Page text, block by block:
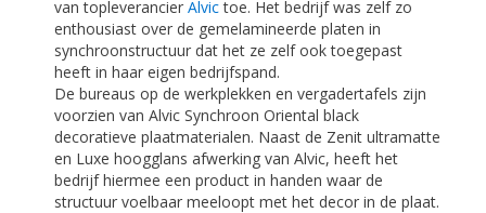
van topleverancier Alvictoe. Het bedrijf was zelf zo
enthousiast over de gemelamineerde platen in
synchroonstructuur dat het ze zelf ook toegepast
heeft in haar eigen bedrijfspand.
De bureaus op de werkplekken en vergadertafels zijn
voorzien van Alvic Synchroon Oriental black
decoratieve plaatmaterialen. Naast de Zenit ultramatte
en Luxe hoogglans afwerking van Alvic, heeft het
bedrijf hiermee een product in handen waar de
structuur voelbaar meeloopt met het decor in de plaat.